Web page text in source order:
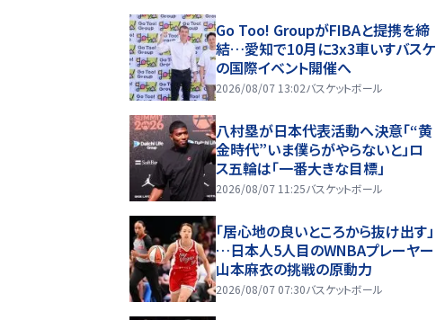
Go Too! GroupがFIBAと提携を締
結…愛知で10月に3x3車いすバスケ
の国際イベント開催へ
2026/08/07 13:02バスケットボール
八村塁が日本代表活動へ決意「“黄
金時代”いま僕らがやらないと」ロ
ス五輪は「一番大きな目標」
2026/08/07 11:25バスケットボール
「居心地の良いところから抜け出す」
…日本人5人目のWNBAプレーヤー
山本麻衣の挑戦の原動力
2026/08/07 07:30バスケットボール